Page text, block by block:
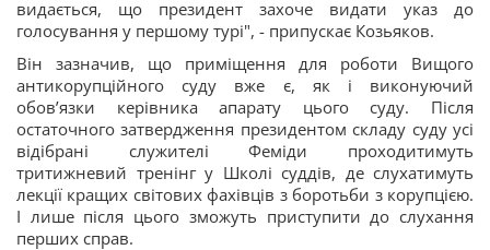
видається, що президент захоче видати указ до
голосування у першому турі", - припускає Козьяков.
Він зазначив, що приміщення для роботи Вищого
антикорупційного суду вже є, як і виконуючий
обов’язки керівника апарату цього суду. Після
остаточного затвердження президентом складу суду усі
відібрані служителі Феміди проходитимуть
тритижневий тренінг у Школі суддів, де слухатимуть
лекції кращих світових фахівців з боротьби з корупцією.
І лише після цього зможуть приступити до слухання
перших справ.